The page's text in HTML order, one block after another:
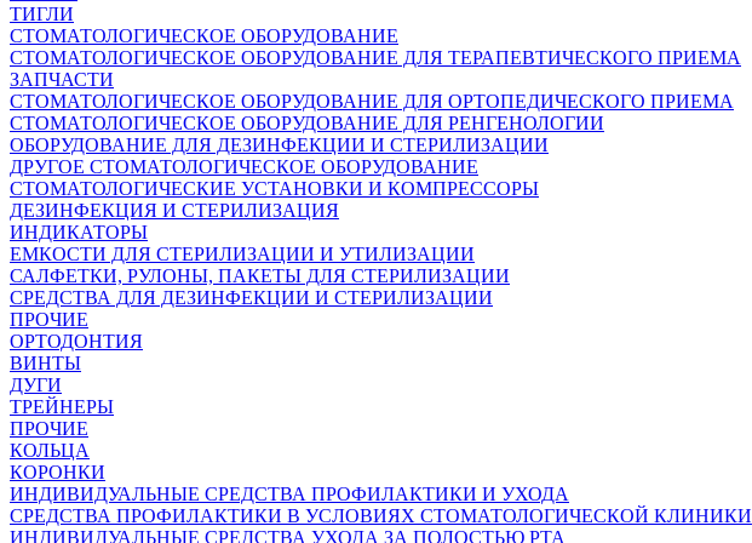
ТИГЛИ
СТОМАТОЛОГИЧЕСКОЕ ОБОРУДОВАНИЕ
СТОМАТОЛОГИЧЕСКОЕ ОБОРУДОВАНИЕ ДЛЯ ТЕРАПЕВТИЧЕСКОГО ПРИЕМА
ЗАПЧАСТИ
СТОМАТОЛОГИЧЕСКОЕ ОБОРУДОВАНИЕ ДЛЯ ОРТОПЕДИЧЕСКОГО ПРИЕМА
СТОМАТОЛОГИЧЕСКОЕ ОБОРУДОВАНИЕ ДЛЯ РЕНГЕНОЛОГИИ
ОБОРУДОВАНИЕ ДЛЯ ДЕЗИНФЕКЦИИ И СТЕРИЛИЗАЦИИ
ДРУГОЕ СТОМАТОЛОГИЧЕСКОЕ ОБОРУДОВАНИЕ
СТОМАТОЛОГИЧЕСКИЕ УСТАНОВКИ И КОМПРЕССОРЫ
ДЕЗИНФЕКЦИЯ И СТЕРИЛИЗАЦИЯ
ИНДИКАТОРЫ
ЕМКОСТИ ДЛЯ СТЕРИЛИЗАЦИИ И УТИЛИЗАЦИИ
САЛФЕТКИ, РУЛОНЫ, ПАКЕТЫ ДЛЯ СТЕРИЛИЗАЦИИ
СРЕДСТВА ДЛЯ ДЕЗИНФЕКЦИИ И СТЕРИЛИЗАЦИИ
ПРОЧИЕ
ОРТОДОНТИЯ
ВИНТЫ
ДУГИ
ТРЕЙНЕРЫ
ПРОЧИЕ
КОЛЬЦА
КОРОНКИ
ИНДИВИДУАЛЬНЫЕ СРЕДСТВА ПРОФИЛАКТИКИ И УХОДА
СРЕДСТВА ПРОФИЛАКТИКИ В УСЛОВИЯХ СТОМАТОЛОГИЧЕСКОЙ КЛИНИКИ
ИНДИВИДУАЛЬНЫЕ СРЕДСТВА УХОДА ЗА ПОЛОСТЬЮ РТА